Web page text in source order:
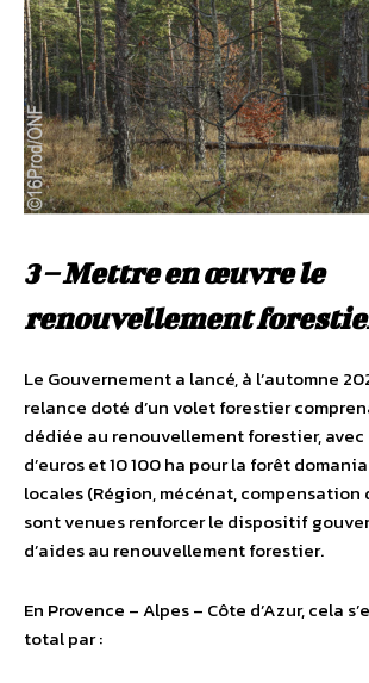
3 – Mettre en œuvre le
renouvellement
Le Gouvernement a lancé, à l’automne
relance doté d’un volet forestier
dédiée au renouvellement forestier,
d’euros et 10 100 ha pour la forêt
locales (Région, mécénat,
sont venues renforcer le dispositif
d’aides au renouvellement forestier.
En Provence – Alpes – Côte d’Azur, cela
total par :